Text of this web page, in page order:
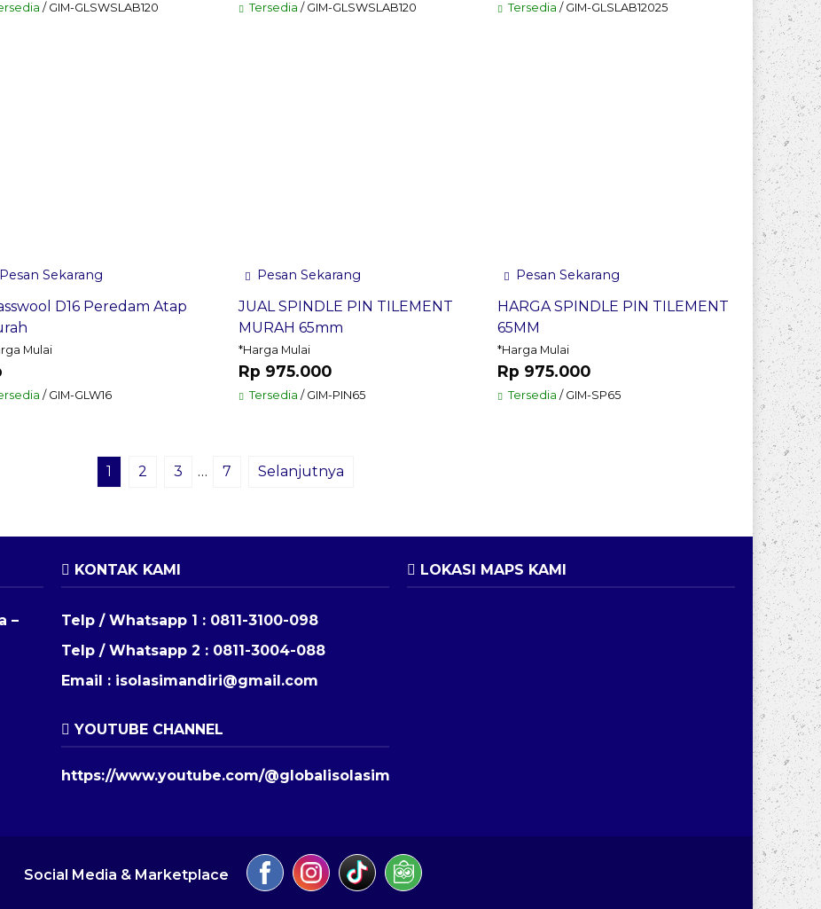
/ GIM-GLSWSLAB120
Tersedia / GIM-GLSWSLAB120
Tersedia / GIM-GLSLAB12025
Pesan Sekarang
D16 Peredam Atap
Mulai
/ GIM-GLW16
Pesan Sekarang
JUAL SPINDLE PIN TILEMENT
MURAH 65mm
*Harga Mulai
Rp 975.000
Tersedia / GIM-PIN65
Pesan Sekarang
HARGA SPINDLE PIN TILEMENT
65MM
*Harga Mulai
Rp 975.000
Tersedia / GIM-SP65
1 2 3 … 7 Selanjutnya
–
KONTAK KAMI
Telp / Whatsapp 1 : 0811-3100-098
Telp / Whatsapp 2 : 0811-3004-088
Email : isolasimandiri@gmail.com
YOUTUBE CHANNEL
https://www.youtube.com/@globalisolasimandiri
LOKASI MAPS KAMI
Social Media & Marketplace